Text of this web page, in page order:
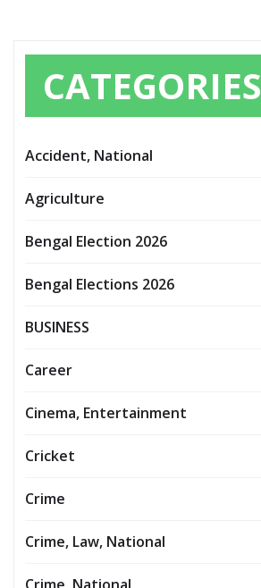
CATEGORIES
Accident, National
Agriculture
Bengal Election 2026
Bengal Elections 2026
BUSINESS
Career
Cinema, Entertainment
Cricket
Crime
Crime, Law, National